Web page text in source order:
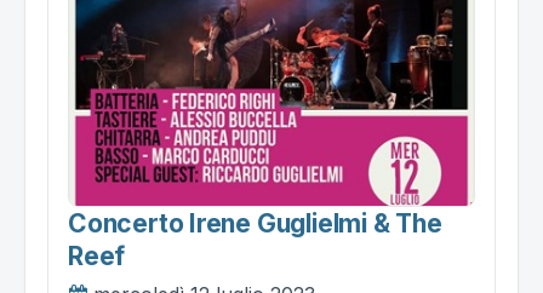
Concerto Irene Guglielmi & The
Reef